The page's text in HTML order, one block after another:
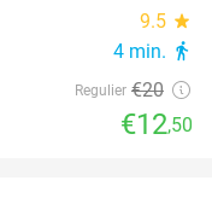
9.5 star
4 min. directions_walk
Regulier €20
€12,50